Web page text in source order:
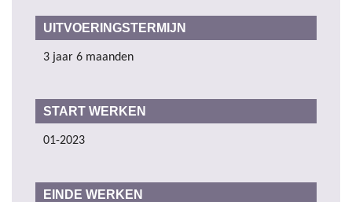
UITVOERINGSTERMIJN
3 jaar 6 maanden
START WERKEN
01-2023
EINDE WERKEN